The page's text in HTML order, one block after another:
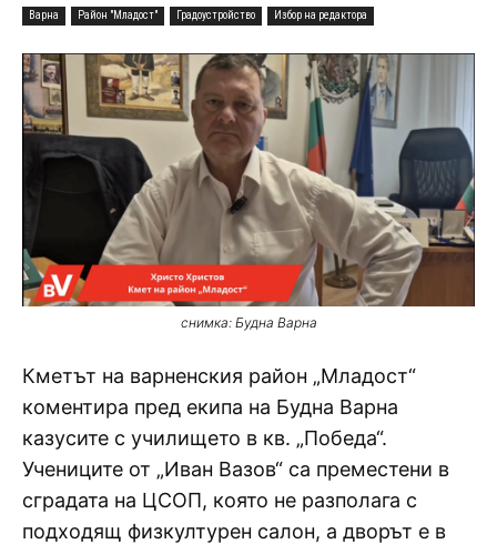
Варна Район "Младост" Градоустройство Избор на редактора
снимка: Будна Варна
Кметът на варненския район „Младост“
коментира пред екипа на Будна Варна
казусите с училището в кв. „Победа“.
Учениците от „Иван Вазов“ са преместени в
сградата на ЦСОП, която не разполага с
подходящ физкултурен салон, а дворът е в